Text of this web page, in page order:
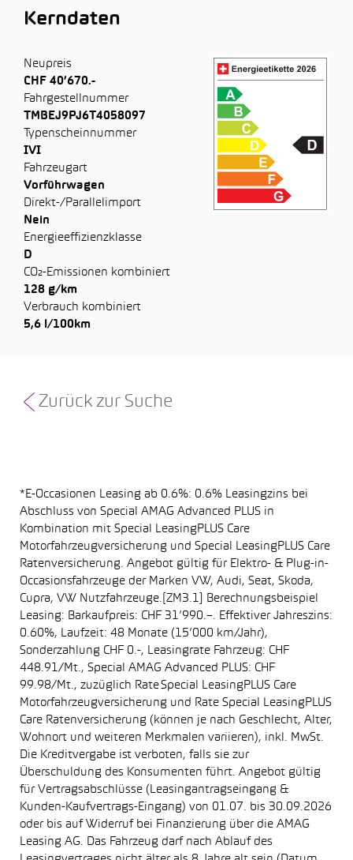
Kerndaten
Neupreis
CHF 40’670.-
Fahrgestellnummer
TMBEJ9PJ6T4058097
Typenscheinnummer
IVI
Fahrzeugart
Vorführwagen
Direkt-/Parallelimport
Nein
Energieeffizienzklasse
D
CO₂-Emissionen kombiniert
128 g/km
Verbrauch kombiniert
5,6 l/100km
Zurück zur Suche
*E-Occasionen Leasing ab 0.6%: 0.6% Leasingzins bei
Abschluss von Special AMAG Advanced PLUS in
Kombination mit Special LeasingPLUS Care
Motorfahrzeugversicherung und Special LeasingPLUS Care
Ratenversicherung. Angebot gültig für Elektro- & Plug-in-
Occasionsfahrzeuge der Marken VW, Audi, Seat, Skoda,
Cupra, VW Nutzfahrzeuge.[ZM3.1] Berechnungsbeispiel
Leasing: Barkaufpreis: CHF 31’990.–. Effektiver Jahreszins:
0.60%, Laufzeit: 48 Monate (15’000 km/Jahr),
Sonderzahlung CHF 0.-, Leasingrate Fahrzeug: CHF
448.91/Mt., Special AMAG Advanced PLUS: CHF
99.98/Mt., zuzüglich Rate Special LeasingPLUS Care
Motorfahrzeugversicherung und Rate Special LeasingPLUS
Care Ratenversicherung (können je nach Geschlecht, Alter,
Wohnort und weiteren Merkmalen variieren), inkl. MwSt.
Die Kreditvergabe ist verboten, falls sie zur
Überschuldung des Konsumenten führt. Angebot gültig
für Vertragsabschlüsse (Leasingantragseingang &
Kunden-Kaufvertrags-Eingang) von 01.07. bis 30.09.2026
oder bis auf Widerruf bei Finanzierung über die AMAG
Leasing AG. Das Fahrzeug darf nach Ablauf des